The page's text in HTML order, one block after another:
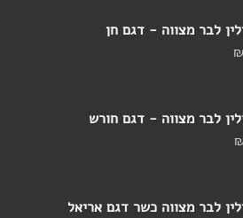
לבר מצווה - דגם חן
₪
לבר מצווה - דגם חורש
לבר מצווה כשר דגם אריאל